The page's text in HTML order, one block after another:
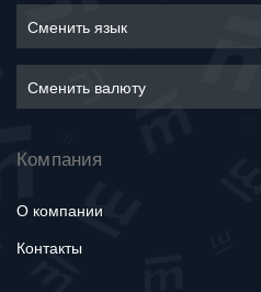
Сменить язык
Сменить валюту
Компания
О компании
Контакты